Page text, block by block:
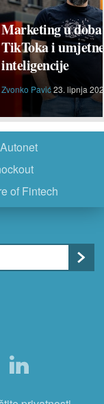
Marketing u doba
TikToka i umjetne
inteligencije
Zvonko Pavić23. lipnja
Autonet
of Fintech